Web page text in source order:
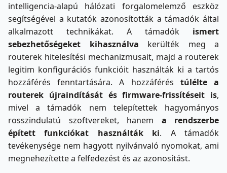
intelligencia-alapú hálózati forgalomelemző eszköz
segítségével a kutatók azonosították a támadók által
alkalmazott technikákat. A támadók ismert
sebezhetőségeket kihasználva kerülték meg a
routerek hitelesítési mechanizmusait, majd a routerek
legitim konfigurációs funkcióit használták ki a tartós
hozzáférés fenntartására. A hozzáférés túlélte a
routerek újraindítását és firmware-frissítéseit is,
mivel a támadók nem telepítettek hagyományos
rosszindulatú szoftvereket, hanem a rendszerbe
épített funkciókat használták ki. A támadók
tevékenysége nem hagyott nyilvánvaló nyomokat, ami
megnehezítette a felfedezést és az azonosítást.